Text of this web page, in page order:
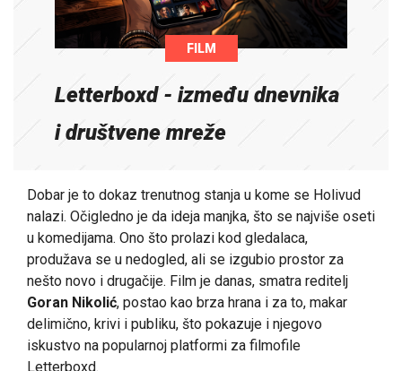
FILM
Letterboxd - između dnevnika
i društvene mreže
Dobar je to dokaz trenutnog stanja u kome se Holivud
nalazi. Očigledno je da ideja manjka, što se najviše oseti
u komedijama. Ono što prolazi kod gledalaca,
produžava se u nedogled, ali se izgubio prostor za
nešto novo i drugačije. Film je danas, smatra reditelj
Goran Nikolić, postao kao brza hrana i za to, makar
delimično, krivi i publiku, što pokazuje i njegovo
iskustvo na popularnoj platformi za filmofile
Letterboxd.